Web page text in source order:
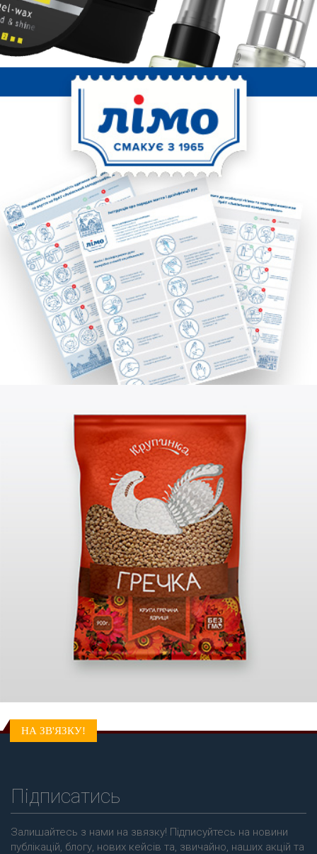
НА ЗВ'ЯЗКУ!
Підписатись
Залишайтесь з нами на звязку! Підписуйтесь на новини
публікацій, блогу, нових кейсів та, звичайно, наших акцій та